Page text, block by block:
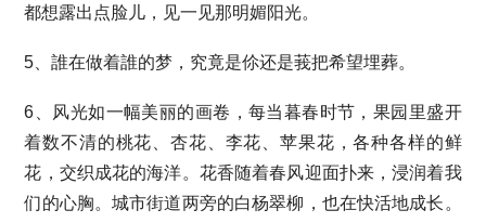
都想露出点脸儿，见一见那明媚阳光。
5、誰在做着誰的梦，究竟是伱还是莪把希望埋葬。
6、风光如一幅美丽的画卷，每当暮春时节，果园里盛开
着数不清的桃花、杏花、李花、苹果花，各种各样的鲜
花，交织成花的海洋。花香随着春风迎面扑来，浸润着我
们的心胸。城市街道两旁的白杨翠柳，也在快活地成长。